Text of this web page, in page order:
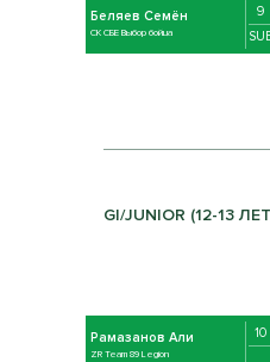
Беляев Семён
СК СБЕ Выбор бойца
9
GI/JUNIOR (12-13
Рамазанов Али
ZR Team 89 Legion
10